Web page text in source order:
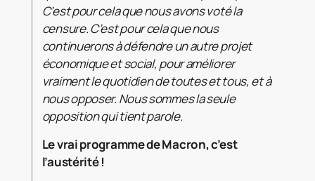
C’est pour cela que nous avons voté la
censure. C’est pour cela que nous
continuerons à défendre un autre projet
économique et social, pour améliorer
vraiment le quotidien de toutes et tous, et à
nous opposer. Nous sommes la seule
opposition qui tient parole.
Le vrai programme de Macron, c’est
l’austérité !